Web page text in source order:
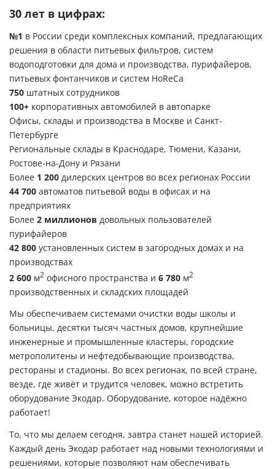
30 лет в цифрах:
№1 в России среди комплексных компаний, предлагающих
решения в области питьевых фильтров, систем
водоподготовки для дома и производства, пурифайеров,
питьевых фонтанчиков и систем HoReCa
750 штатных сотрудников
100+ корпоративных автомобилей в автопарке
Офисы, склады и производства в Москве и Санкт-
Петербурге
Региональные склады в Краснодаре, Тюмени, Казани,
Ростове-на-Дону и Рязани
Более 1 200 дилерских центров во всех регионах России
44 700 автоматов питьевой воды в офисах и на
предприятиях
Более 2 миллионов довольных пользователей
пурифайеров
42 800 установленных систем в загородных домах и на
производствах
2 600 м2 офисного пространства и 6 780 м2
производственных и складских площадей
Мы обеспечиваем системами очистки воды школы и
больницы, десятки тысяч частных домов, крупнейшие
инженерные и промышленные кластеры, городские
метрополитены и нефтедобывающие производства,
рестораны и стадионы. Во всех регионах, по всей стране,
везде, где живёт и трудится человек, можно встретить
оборудование Экодар. Оборудование, которое надёжно
работает!
То, что мы делаем сегодня, завтра станет нашей историей.
Каждый день Экодар работает над новыми технологиями и
решениями, которые позволяют нам обеспечивать